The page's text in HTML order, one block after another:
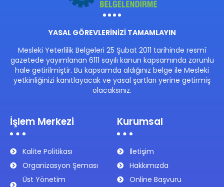
YASAL GÖREVLERİNİZİ TAMAMLAYIN
Mesleki Yeterlilik Belgeleri 25 Şubat 2011 tarihinde resmî
gazetede yayımlanan 6111 sayılı kanun kapsamında zorunlu
hale getirilmiştir. Bu kapsamda aldığınız belge ile Mesleki
yetkinliğinizi kanıtlayacak ve yasal şartları yerine getirmiş
olacaksınız.
İşlem Merkezi
Kalite Politikası
Organizasyon Şeması
Üst Yönetim
Kurumsal
İletişim
Hakkımızda
Online Başvuru